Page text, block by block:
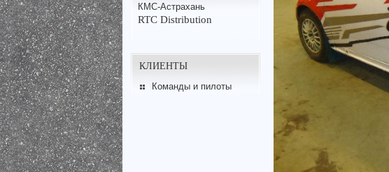
КМС-Астрахань
RTC Distribution
КЛИЕНТЫ
Команды и пилоты